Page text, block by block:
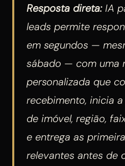
Resposta direta:IA
leads permite
em segundos —
sábado — com uma
personalizada que
recebimento, inicia
de imóvel, região,
e entrega as
relevantes antes de